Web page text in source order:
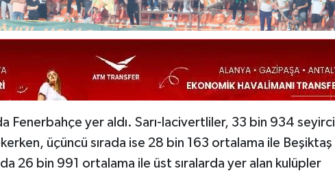
Fenerbahçe yer aldı. Sarı-lacivertliler, 33 bin 934 seyirci
üçüncü sırada ise 28 bin 163 ortalama ile Beşiktaş
26 bin 991 ortalama ile üst sıralarda yer alan kulüpler